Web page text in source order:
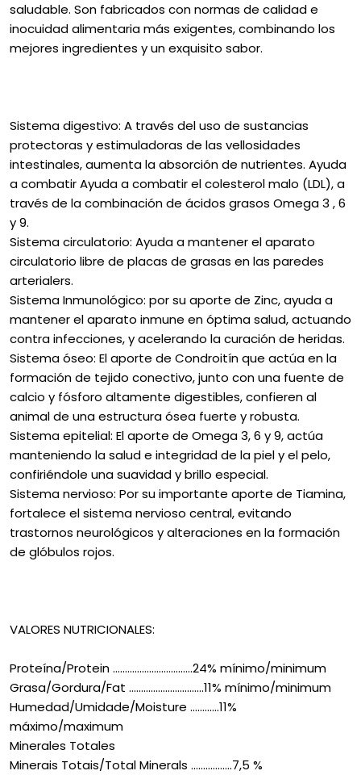
saludable. Son fabricados con normas de calidad e
inocuidad alimentaria más exigentes, combinando los
mejores ingredientes y un exquisito sabor.
Sistema digestivo: A través del uso de sustancias
protectoras y estimuladoras de las vellosidades
intestinales, aumenta la absorción de nutrientes. Ayuda
a combatir Ayuda a combatir el colesterol malo (LDL), a
través de la combinación de ácidos grasos Omega 3 , 6
y 9.
Sistema circulatorio: Ayuda a mantener el aparato
circulatorio libre de placas de grasas en las paredes
arterialers.
Sistema Inmunológico: por su aporte de Zinc, ayuda a
mantener el aparato inmune en óptima salud, actuando
contra infecciones, y acelerando la curación de heridas.
Sistema óseo: El aporte de Condroitín que actúa en la
formación de tejido conectivo, junto con una fuente de
calcio y fósforo altamente digestibles, confieren al
animal de una estructura ósea fuerte y robusta.
Sistema epitelial: El aporte de Omega 3, 6 y 9, actúa
manteniendo la salud e integridad de la piel y el pelo,
confiriéndole una suavidad y brillo especial.
Sistema nervioso: Por su importante aporte de Tiamina,
fortalece el sistema nervioso central, evitando
trastornos neurológicos y alteraciones en la formación
de glóbulos rojos.
VALORES NUTRICIONALES:
Proteína/Protein .................................24% mínimo/minimum
Grasa/Gordura/Fat ...............................11% mínimo/minimum
Humedad/Umidade/Moisture ............11%
máximo/maximum
Minerales Totales
Minerais Totais/Total Minerals .................7,5 %